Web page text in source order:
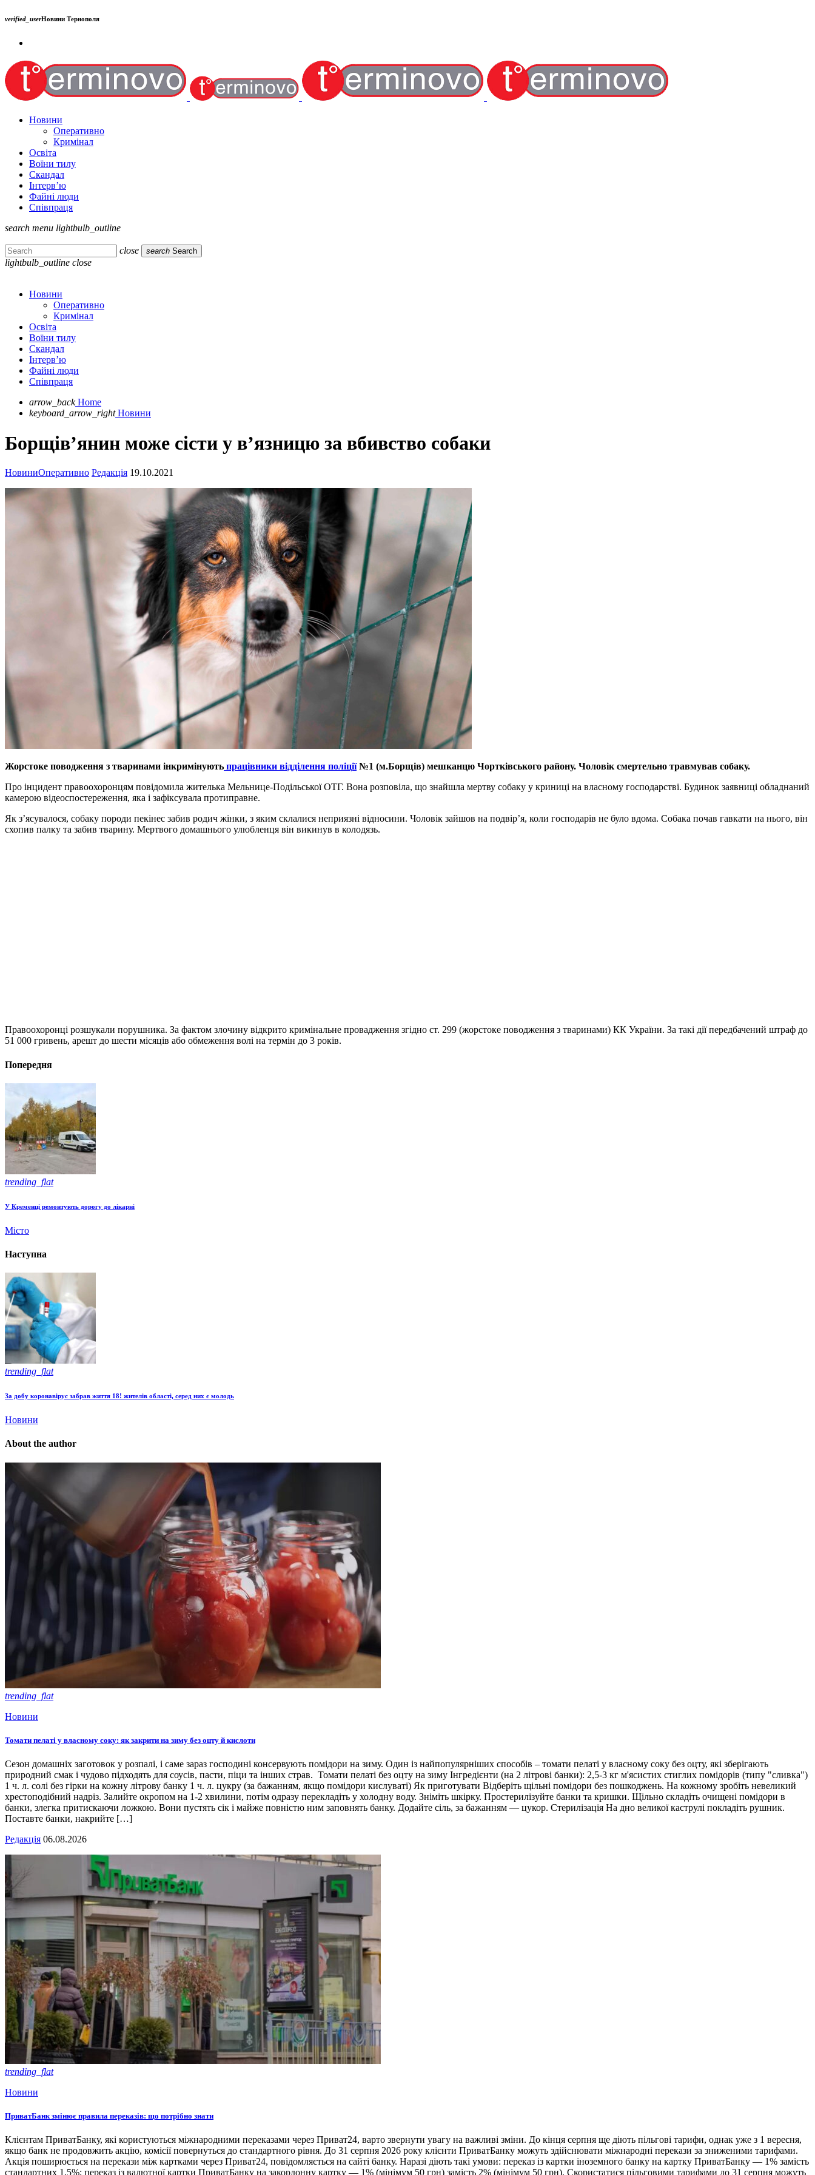
verified_userНовини Тернополя
Новини
Оперативно
Кримінал
Освіта
Воїни тилу
Скандал
Інтерв’ю
Файні люди
Співпраця
search menu lightbulb_outline
close search Search
lightbulb_outline close
Новини
Оперативно
Кримінал
Освіта
Воїни тилу
Скандал
Інтерв’ю
Файні люди
Співпраця
arrow_back Home
keyboard_arrow_right Новини
Борщів’янин може сісти у в’язницю за вбивство собаки
НовиниОперативно Редакція 19.10.2021
Жорстоке поводження з тваринами інкримінують працівники відділення поліції№1 (м.Борщів) мешканцю Чортківського району. Чоловік смертельно травмував собаку.
Про інцидент правоохоронцям повідомила жителька Мельнице-Подільської ОТГ. Вона розповіла, що знайшла мертву собаку у криниці на власному господарстві. Будинок заявниці обладнаний
камерою відеоспостереження, яка і зафіксувала протиправне.
Як з’ясувалося, собаку породи пекінес забив родич жінки, з яким склалися неприязні відносини. Чоловік зайшов на подвір’я, коли господарів не було вдома. Собака почав гавкати на нього, він
схопив палку та забив тварину. Мертвого домашнього улюбленця він викинув в колодязь.
Правоохоронці розшукали порушника. За фактом злочину відкрито кримінальне провадження згідно ст. 299 (жорстоке поводження з тваринами) КК України. За такі дії передбачений штраф до
51 000 гривень, арешт до шести місяців або обмеження волі на термін до 3 років.
Попередня
trending_flat
У Кременці ремонтують дорогу до лікарні
Місто
Наступна
trending_flat
За добу коронавірус забрав життя 18! жителів області, серед них є молодь
Новини
About the author
trending_flat
Новини
Томати пелаті у власному соку: як закрити на зиму без оцту й кислоти
Сезон домашніх заготовок у розпалі, і саме зараз господині консервують помідори на зиму. Один із найпопулярніших способів – томати пелаті у власному соку без оцту, які зберігають
природний смак і чудово підходять для соусів, пасти, піци та інших страв. Томати пелаті без оцту на зиму Інгредієнти (на 2 літрові банки): 2,5-3 кг м'ясистих стиглих помідорів (типу "сливка")
1 ч. л. солі без гірки на кожну літрову банку 1 ч. л. цукру (за бажанням, якщо помідори кислуваті) Як приготувати Відберіть щільні помідори без пошкоджень. На кожному зробіть невеликий
хрестоподібний надріз. Залийте окропом на 1-2 хвилини, потім одразу перекладіть у холодну воду. Зніміть шкірку. Простерилізуйте банки та кришки. Щільно складіть очищені помідори в
банки, злегка притискаючи ложкою. Вони пустять сік і майже повністю ним заповнять банку. Додайте сіль, за бажанням — цукор. Стерилізація На дно великої каструлі покладіть рушник.
Поставте банки, накрийте […]
Редакція 06.08.2026
trending_flat
Новини
ПриватБанк змінює правила переказів: що потрібно знати
Клієнтам ПриватБанку, які користуються міжнародними переказами через Приват24, варто звернути увагу на важливі зміни. До кінця серпня ще діють пільгові тарифи, однак уже з 1 вересня,
якщо банк не продовжить акцію, комісії повернуться до стандартного рівня. До 31 серпня 2026 року клієнти ПриватБанку можуть здійснювати міжнародні перекази за зниженими тарифами.
Акція поширюється на перекази між картками через Приват24, повідомляється на сайті банку. Наразі діють такі умови: переказ із картки іноземного банку на картку ПриватБанку — 1% замість
стандартних 1,5%; переказ із валютної картки ПриватБанку на закордонну картку — 1% (мінімум 50 грн) замість 2% (мінімум 50 грн). Скористатися пільговими тарифами до 31 серпня можуть